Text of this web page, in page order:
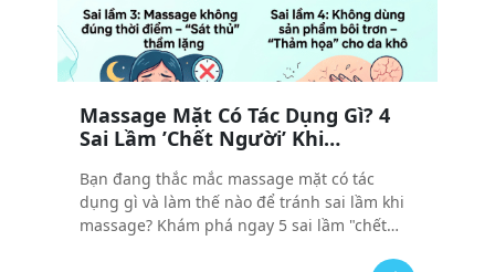
Massage Mặt Có Tác Dụng Gì? 4
Sai Lầm ’Chết Người’ Khi
Bạn đang thắc mắc massage mặt có tác
dụng gì và làm thế nào để tránh sai lầm khi
massage? Khám phá ngay 5 sai lầm "chết